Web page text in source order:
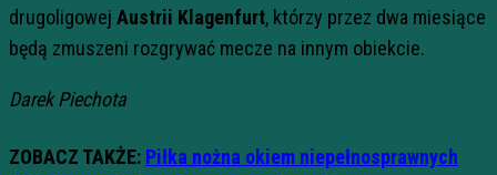
drugoligowej Austrii Klagenfurt, którzy przez dwa miesiące
będą zmuszeni rozgrywać mecze na innym obiekcie.
Darek Piechota
ZOBACZ TAKŻE: Piłka nożna okiem niepełnosprawnych